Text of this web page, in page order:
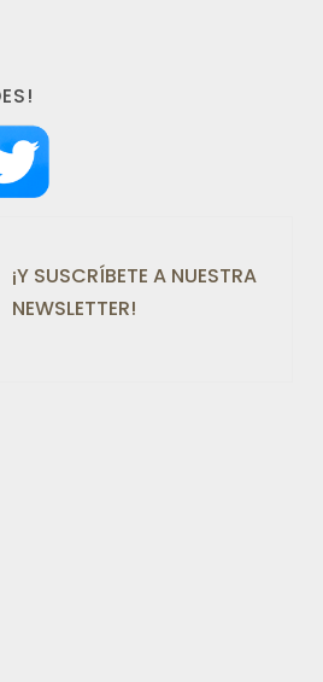
¡Y SUSCRÍBETE A NUESTRA
NEWSLETTER!